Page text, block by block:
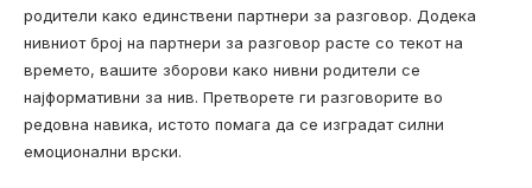
родители како единствени партнери за разговор. Додека
нивниот број на партнери за разговор расте со текот на
времето, вашите зборови како нивни родители се
најформативни за нив. Претворете ги разговорите во
редовна навика, истото помага да се изградат силни
емоционални врски.